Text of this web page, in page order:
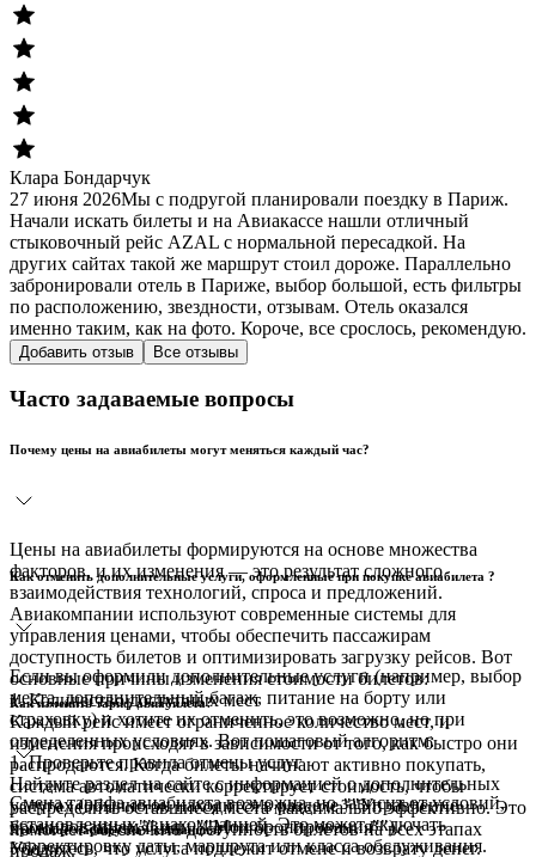
Клара Бондарчук
27 июня 2026Мы с подругой планировали поездку в Париж.
Начали искать билеты и на Авиакассе нашли отличный
стыковочный рейс AZAL с нормальной пересадкой. На
других сайтах такой же маршрут стоил дороже. Параллельно
забронировали отель в Париже, выбор большой, есть фильтры
по расположению, звездности, отзывам. Отель оказался
именно таким, как на фото. Короче, все срослось, рекомендую.
Добавить отзыв Все отзывы
Часто задаваемые вопросы
Почему цены на авиабилеты могут меняться каждый час?
Цены на авиабилеты формируются на основе множества
факторов, и их изменения — это результат сложного
взаимодействия технологий, спроса и предложений.
Авиакомпании используют современные системы для
управления ценами, чтобы обеспечить пассажирам
доступность билетов и оптимизировать загрузку рейсов. Вот
основные причины изменения стоимости билетов:
1. Количество доступных мест
Каждый рейс имеет ограниченное количество мест, и
изменения происходят в зависимости от того, как быстро они
распродаются. Когда билеты начинают активно покупать,
система автоматически корректирует стоимость, чтобы
распределить оставшиеся места максимально эффективно. Это
помогает обеспечить доступность билетов на всех этапах
продаж.
Как отменить дополнительные услуги, оформленные при покупке авиабилета ?
Если вы оформили дополнительные услуги (например, выбор
места, дополнительный багаж, питание на борту или
страховку) и хотите их отменить, это возможно, но при
определенных условиях. Вот пошаговый алгоритм:
1. Проверьте правила отмены услуг
Найдите раздел на сайте с информацией о дополнительных
услугах (обычно он находится в разделе ""Управление
бронированием"" или ""Мои бронирования"").
Убедитесь, что услуга подлежит отмене и возврату денег.
Как изменить тариф авиабилета?
Смена тарифа авиабилета возможна, но зависит от условий,
установленных авиакомпанией. Это может включать
корректировку даты, маршрута или класса обслуживания.
Что такое маршрутная квитанция?